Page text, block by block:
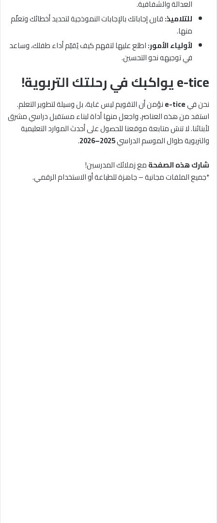
العدالة والشفافية.
للتلاميذ:قارن إجاباتك بالإجابات النموذجية لتحديد أخطائك وتعلّم
منها.
لأولياء الأمور:اطلع عليها لتفهم كيف يُقيّم أداء طفلك، وساعد
في توجيهه نحو التحسين.
e-tice يواكبك في رحلتك التربوية!
نحن فيe-ticeنؤمن أن التقويم ليس غاية، بل وسيلة لتطوير التعلم.
استفد من هذه العناصر، واجعل منها أداة لبناء مستقبل دراسي مشرق
لأبنائنا. لا تنسَ متابعة موقعنا للحصول على أحدث الموارد التعليمية
والتربوية طوال الموسم الدراسي2025–2026
.
شارك هذه الصفحةمع زملائك المدرسين!
*جميع الملفات مجانية – جاهزة للطباعة أو الاستخدام الرقمي.